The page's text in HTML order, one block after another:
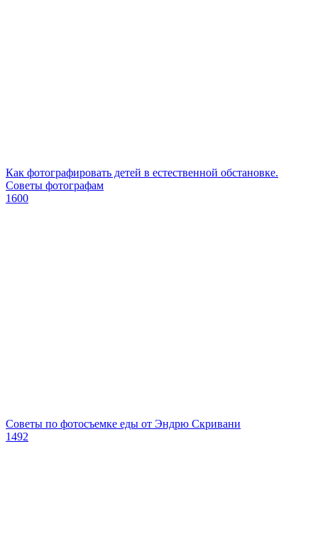
Как фотографировать детей в естественной обстановке.
Советы фотографам
1600
Советы по фотосъемке еды от Эндрю Скривани
1492